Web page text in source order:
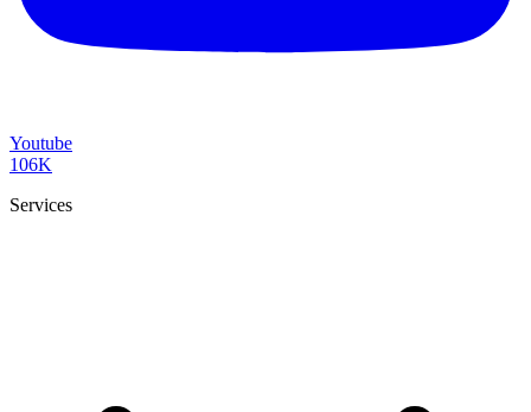
Youtube
106K
Services